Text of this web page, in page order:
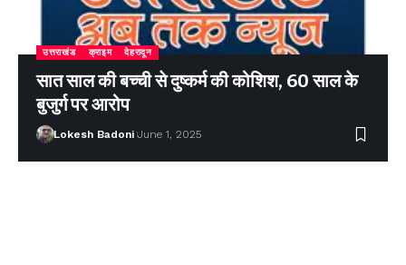
उत्तराखंड क्राइम देहरादून
सात साल की बच्ची से दुष्कर्म की कोशिश, 60 साल के
बुजुर्ग पर आरोप
Lokesh Badoni June 1, 2025